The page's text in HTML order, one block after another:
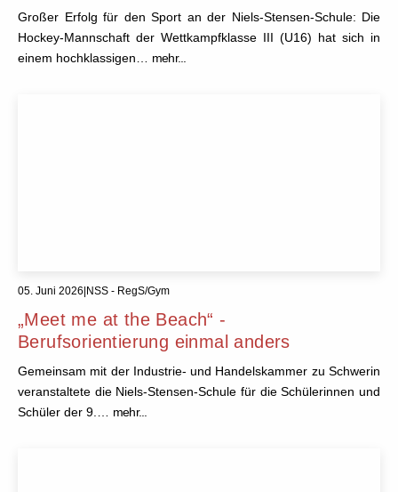
Großer Erfolg für den Sport an der Niels-Stensen-Schule: Die
Hockey-Mannschaft der Wettkampfklasse III (U16) hat sich in
einem hochklassigen… mehr...
05. Juni 2026|NSS - RegS/Gym
„Meet me at the Beach“ -
Berufsorientierung einmal anders
Gemeinsam mit der Industrie- und Handelskammer zu Schwerin
veranstaltete die Niels-Stensen-Schule für die Schülerinnen und
Schüler der 9.… mehr...